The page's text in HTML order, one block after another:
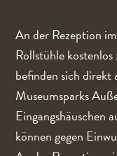
An der Rezeption
Rollstühle
befinden sich direkt
Museumsparks
Eingangshäuschen
können gegen